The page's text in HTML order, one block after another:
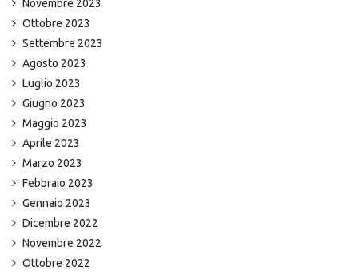
Novembre 2023
Ottobre 2023
Settembre 2023
Agosto 2023
Luglio 2023
Giugno 2023
Maggio 2023
Aprile 2023
Marzo 2023
Febbraio 2023
Gennaio 2023
Dicembre 2022
Novembre 2022
Ottobre 2022